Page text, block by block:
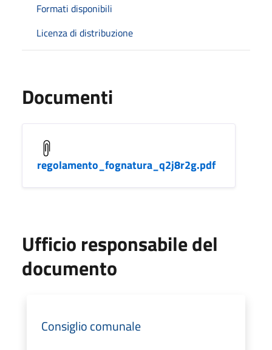
Formati disponibili
Licenza di distribuzione
Documenti
regolamento_fognatura_q2j8r2g.pdf
Ufficio responsabile del
documento
Consiglio comunale